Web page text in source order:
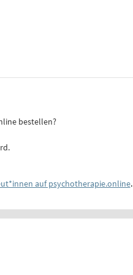
bestellen?
auf psychotherapie.online.